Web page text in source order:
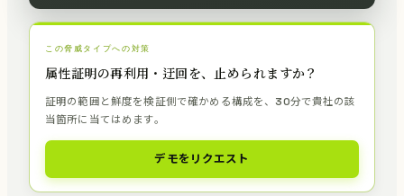
この脅威タイプへの対策
属性証明の再利用・迂回を、止められますか？
証明の範囲と鮮度を検証側で確かめる構成を、30分で貴社の該
当箇所に当てはめます。
デモをリクエスト